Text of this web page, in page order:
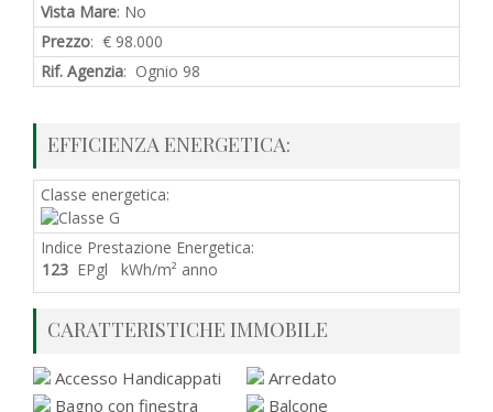
Vista Mare: No
Prezzo: € 98.000
Rif. Agenzia: Ognio 98
EFFICIENZA ENERGETICA:
Classe energetica:
Indice Prestazione Energetica:
123 EPgl kWh/m² anno
CARATTERISTICHE IMMOBILE
Accesso Handicappati
Arredato
Bagno con finestra
Balcone